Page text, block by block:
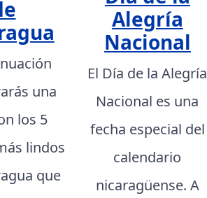
una
los 5
lindos
que
Alegría
Nacional
El Día de la Alegría
Nacional es una
fecha especial del
calendario
nicaragüense. A